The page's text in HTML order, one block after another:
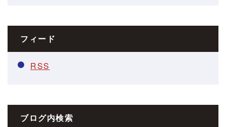
フィード
RSS
ブログ内検索